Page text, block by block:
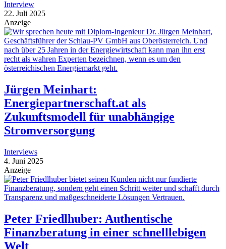
Interview
22. Juli 2025
Anzeige
Jürgen Meinhart:
Energiepartnerschaft.at als
Zukunftsmodell für unabhängige
Stromversorgung
Interviews
4. Juni 2025
Anzeige
Peter Friedlhuber: Authentische
Finanzberatung in einer schnelllebigen
Welt